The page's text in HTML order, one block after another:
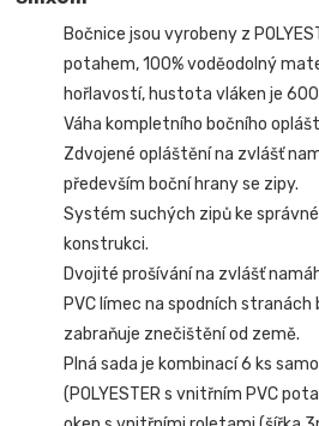
Bočnice jsou vyrobeny z
potahem, 100% voděodolný
hořlavostí, hustota vláken je
Váha kompletního bočního
Zdvojené opláštění na zvlášť
především boční hrany se zipy.
Systém suchých zipů ke
konstrukci.
Dvojité prošívání na zvlášť
PVC límec na spodních stranách
zabraňuje znečištění od země.
Plná sada je kombinací 6 ks
(POLYESTER s vnitřním PVC